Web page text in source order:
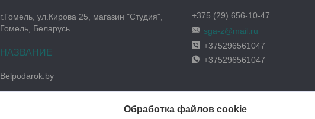
г.Гомель, ул.Кирова 25, магазин "Студия",
Гомель, Беларусь
Belpodarok.by
+375 (29) 656-10-47
sga-z@mail.ru
+375296561047
+375296561047
Обработка файлов cookie